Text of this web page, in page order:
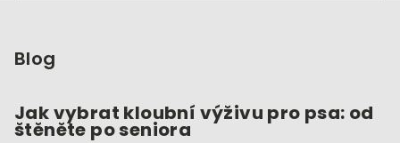
Blog
Jak vybrat kloubní výživu pro psa: od
štěněte po seniora